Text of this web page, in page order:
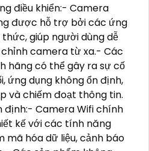
điều khiển:- Camera
được hỗ trợ bởi các ứng
giúp người dùng dễ
camera từ xa.- Các
hãng có thể gây ra sự cố
ứng dụng không ổn định,
và chiếm đoạt thông tin.
định:- Camera Wifi chính
kế với các tính năng
mã hóa dữ liệu, cảnh báo